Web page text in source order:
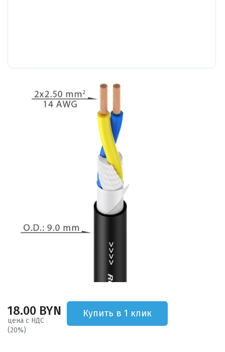
18.00 BYN
цена с НДС
(20%)
Купить в 1 клик